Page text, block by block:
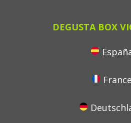
DEGUSTA BOX
France